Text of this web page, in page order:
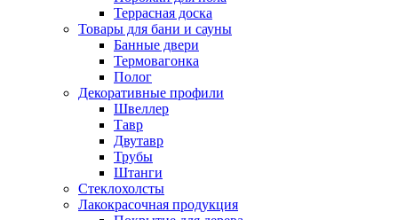
Террасная доска
Товары для бани и сауны
Банные двери
Термовагонка
Полог
Декоративные профили
Швеллер
Тавр
Двутавр
Трубы
Штанги
Стеклохолсты
Лакокрасочная продукция